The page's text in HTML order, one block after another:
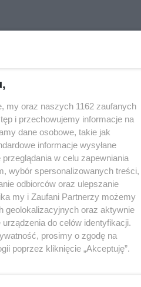
my oraz naszych 1162 zaufanych
i przechowujemy informacje na
dane osobowe, takie jak
informacje wysyłane
w celu zapewniania
wybór spersonalizowanych treści,
odbiorców oraz ulepszanie
my i Zaufani Partnerzy możemy
geolokalizacyjnych oraz aktywnie
do celów identyfikacji.
prosimy o zgodę na
poprzez kliknięcie „Akceptuję”.